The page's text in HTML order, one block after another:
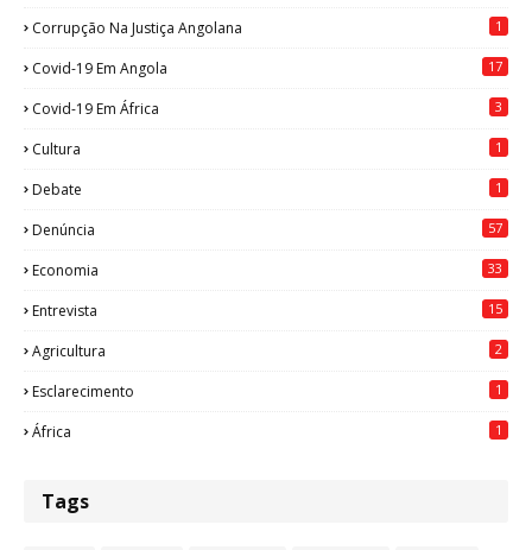
Corrupção Na Justiça Angolana 1
Covid-19 Em Angola 17
Covid-19 Em África 3
Cultura 1
Debate 1
Denúncia 57
Economia 33
Entrevista 15
Agricultura 2
Esclarecimento 1
África 1
Tags